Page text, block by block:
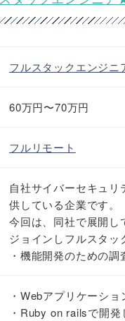
フルスタックエンジニ
60万円〜70万円
フルリモート
自社サイバーセキュ
供している企業です。
今回は、同社で展開し
ジョインしフルスタッ
・機能開発のための
・Webアプリケーショ
・Ruby on railsで開発